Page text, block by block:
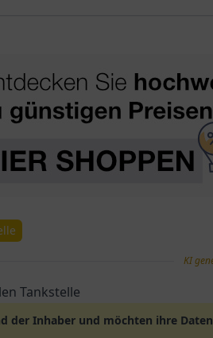
KI
Tankstelle
der Inhaber und möchten ihre